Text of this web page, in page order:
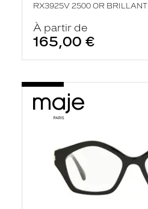
RX3925V 2500 OR BRILLANT
À partir de
165,00 €